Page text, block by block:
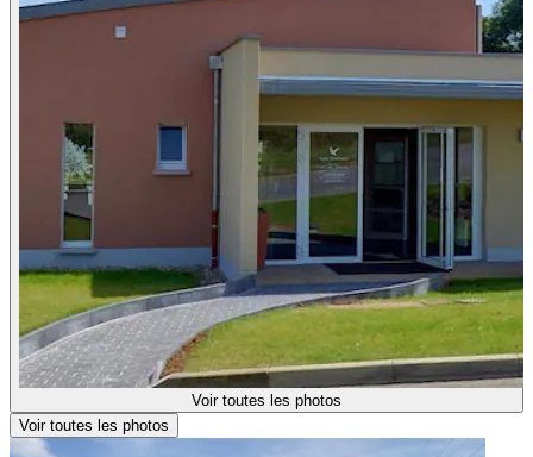
Voir toutes les photos
Voir toutes les photos